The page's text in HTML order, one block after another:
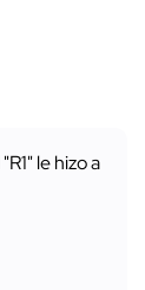
le hizo a